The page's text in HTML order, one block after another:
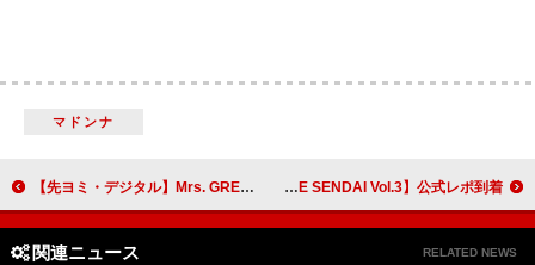
マドンナ
【先ヨミ・デジタル】Mrs. GREEN APPLE「クスシキ」「ライラック」引き続きストリーミングトップ2独占中 櫻坂46「Make or Break」が続く いぎなり東北産、対バンにきゅるりんってしてみてを迎えた【A LIVE SENDAI Vol.3】公式レポ到着
関連ニュース RELATED NEWS